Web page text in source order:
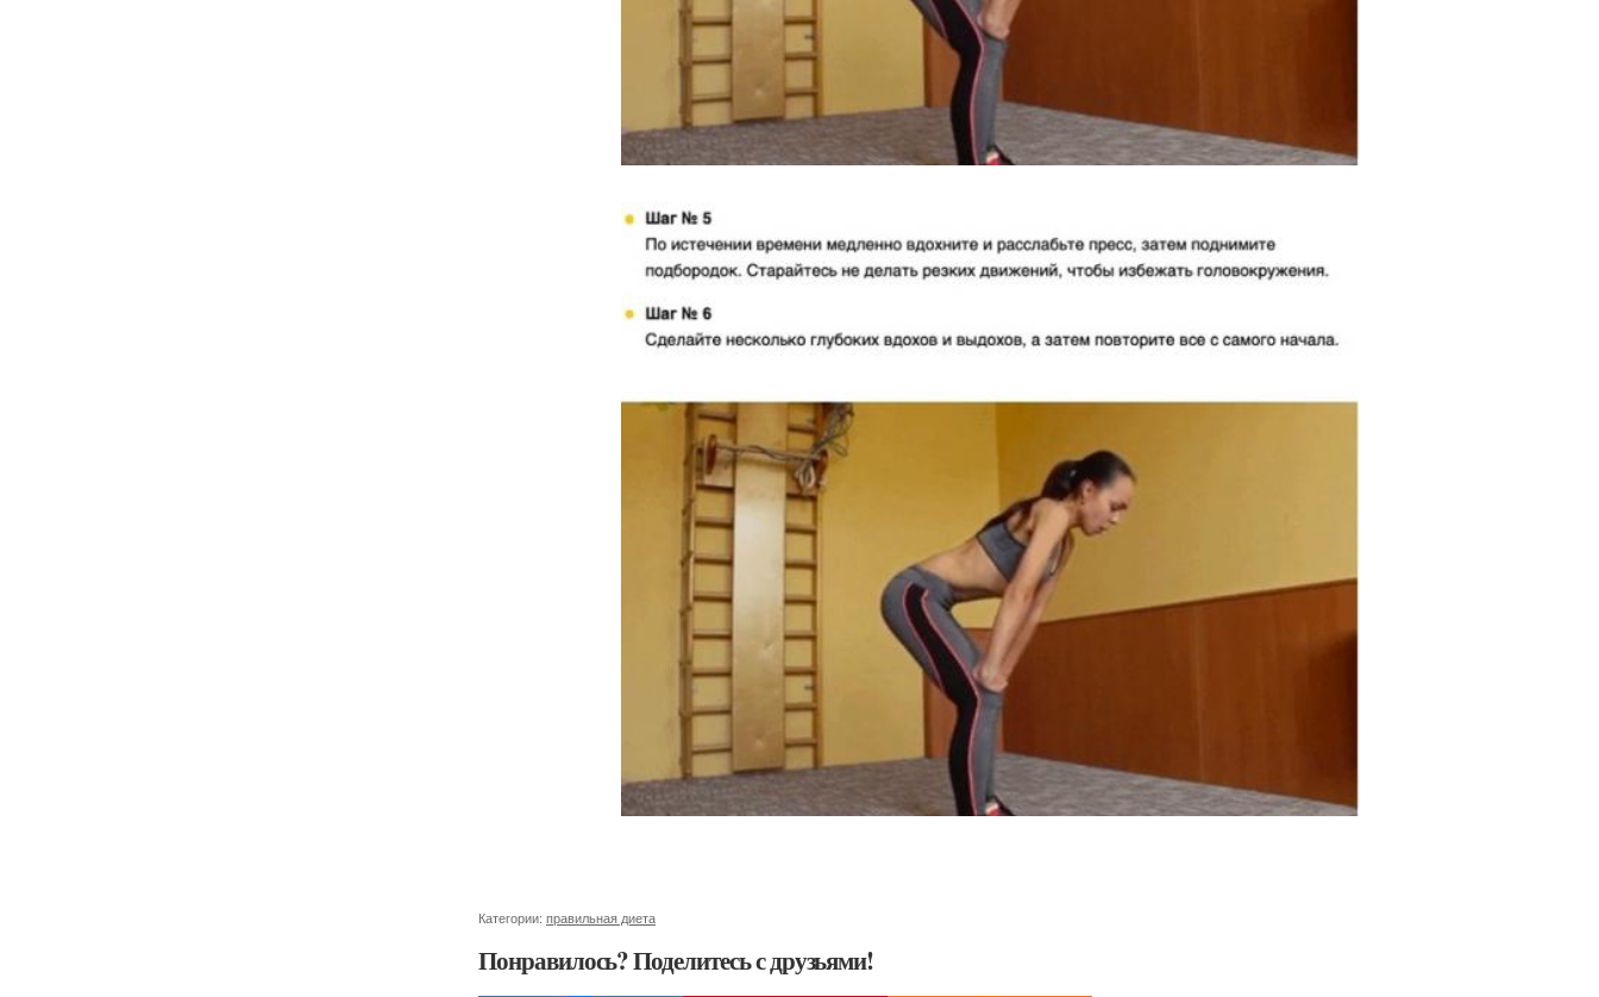
Категории: правильная диета
Понравилось? Поделитесь с друзьями!